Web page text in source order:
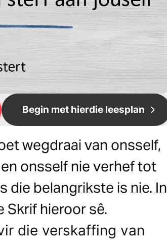
Begin met hierdie leesplan
wegdraai van onsself,
onsself nie verhef tot
die belangrikste is nie. In
Skrif hieroor sê.
die verskaffing van